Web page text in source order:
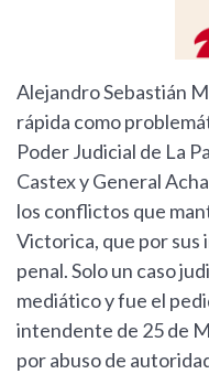
Alejandro Sebastián
rápida como
Poder Judicial de La
Castex y General
los conflictos que
Victorica, que por
penal. Solo un caso
mediático y fue el
intendente de 25 de
por abuso de